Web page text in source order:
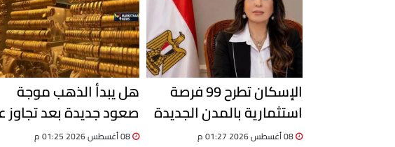
الإسكان تطرح 99 فرصة
استثمارية بالمدن الجديدة
وتستقبل 204 طلبات أجنبية
هل يبدأ الذهب موجة
صعود جديدة بعد تجاوز
21 حاجز 6000 جنيه؟
08 أغسطس 2026 01:25 م